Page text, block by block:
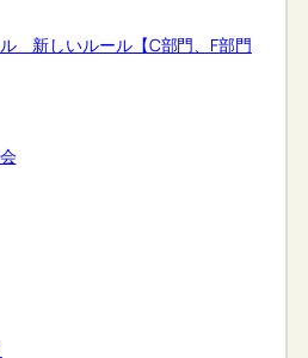
ル 新しいルール【C部門、F部門